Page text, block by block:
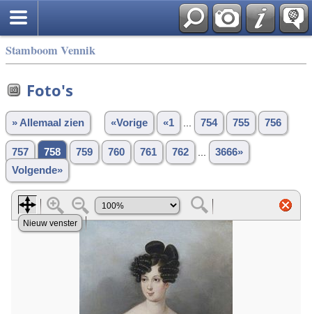
Stamboom Vennik
Foto's
» Allemaal zien «Vorige «1 754 755 756
757 758 759 760 761 762
3666»
Volgende»